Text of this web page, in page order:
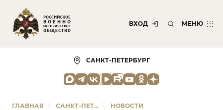
ВХОД МЕНЮ
САНКТ-ПЕТЕРБУРГ
ГЛАВНАЯ \ САНКТ-ПЕТ... \ НОВОСТИ